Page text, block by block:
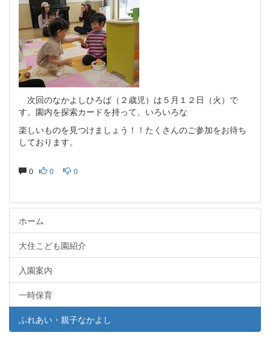
次回のなかよしひろば（２歳児）は５月１２日（火）で
す。園内を探索カードを持って、いろいろな
楽しいものを見つけましょう！！たくさんのご参加をお待ち
しております。
0 0 0
ホーム
大住こども園紹介
入園案内
一時保育
ふれあい・親子なかよし